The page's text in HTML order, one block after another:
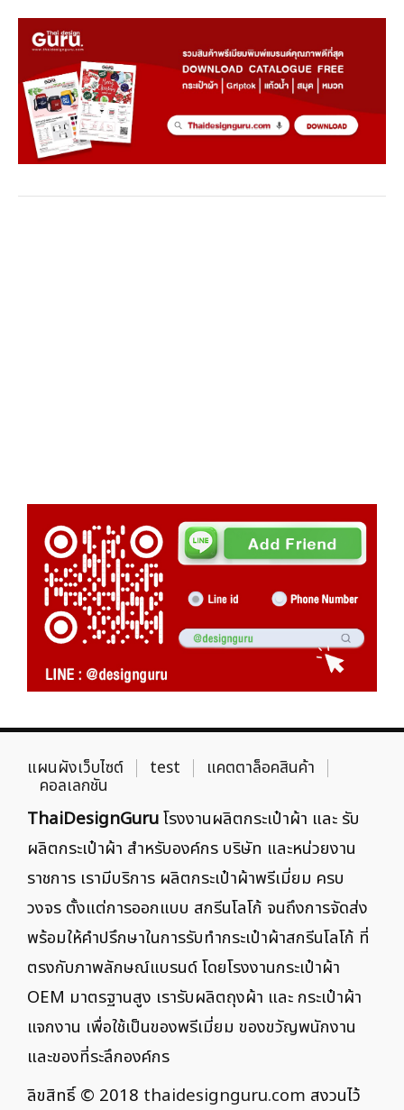
แผนผังเว็บไซต์ test แคตตาล็อคสินค้า
คอลเลกชัน
ThaiDesignGuruโรงงานผลิตกระเป๋าผ้า และ รับ
ผลิตกระเป๋าผ้า สำหรับองค์กร บริษัท และหน่วยงาน
ราชการ เรามีบริการ ผลิตกระเป๋าผ้าพรีเมี่ยม ครบ
วงจร ตั้งแต่การออกแบบ สกรีนโลโก้ จนถึงการจัดส่ง
พร้อมให้คำปรึกษาในการรับทำกระเป๋าผ้าสกรีนโลโก้ ที่
ตรงกับภาพลักษณ์แบรนด์ โดยโรงงานกระเป๋าผ้า
OEM มาตรฐานสูง เรารับผลิตถุงผ้า และ กระเป๋าผ้า
แจกงาน เพื่อใช้เป็นของพรีเมี่ยม ของขวัญพนักงาน
และของที่ระลึกองค์กร
ลิขสิทธิ์ © 2018 thaidesignguru.com สงวนไว้